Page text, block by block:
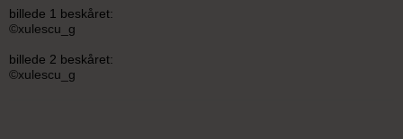
billede 1 beskåret:
©xulescu_g
billede 2 beskåret:
©xulescu_g